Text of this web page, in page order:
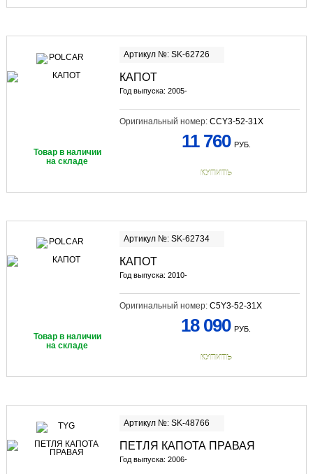
Артикул №: SK-62726
КАПОТ
Год выпуска: 2005-
Оригинальный номер: CCY3-52-31X
Товар в наличии
на складе
11 760 РУБ.
КУПИТЬ
Артикул №: SK-62734
КАПОТ
Год выпуска: 2010-
Оригинальный номер: C5Y3-52-31X
Товар в наличии
на складе
18 090 РУБ.
КУПИТЬ
Артикул №: SK-48766
ПЕТЛЯ КАПОТА ПРАВАЯ
Год выпуска: 2006-